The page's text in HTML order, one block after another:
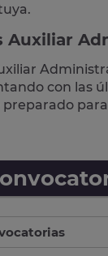
Auxiliar
con las